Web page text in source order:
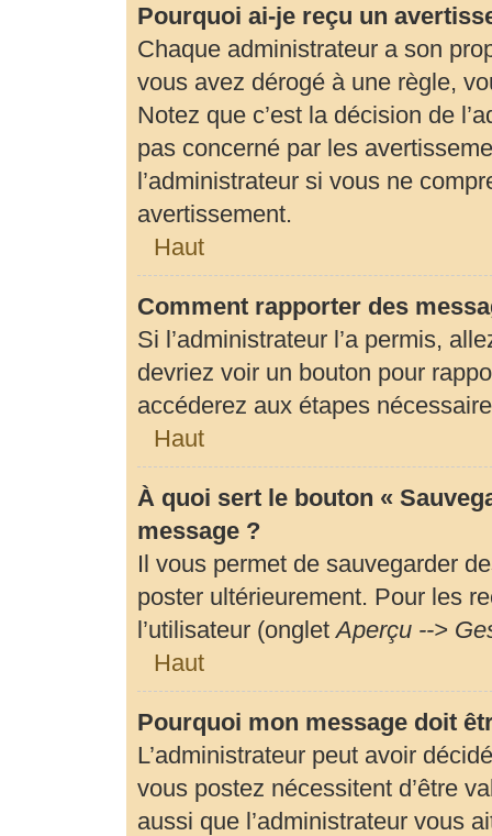
Pourquoi ai-je reçu un
Chaque administrateur a son
vous avez dérogé à une règle,
Notez que c’est la décision de
pas concerné par les
l’administrateur si vous ne
avertissement.
Haut
Comment rapporter des
Si l’administrateur l’a permis,
devriez voir un bouton pour
accéderez aux étapes
Haut
À quoi sert le bouton «
message ?
Il vous permet de sauvegarder
poster ultérieurement. Pour les
l’utilisateur (ongletAperçu -->
Haut
Pourquoi mon message doit
L’administrateur peut avoir
vous postez nécessitent d’être
aussi que l’administrateur vous